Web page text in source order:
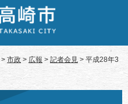
> 市政 > 広報 > 記者会見 > 平成28年3